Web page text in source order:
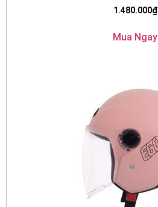
1.480.000₫
Mua Ngay